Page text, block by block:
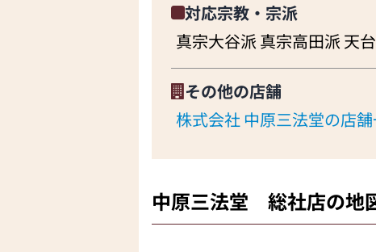
対応宗教・宗派
真宗大谷派 真宗高田派 天
その他の店舗
株式会社 中原三法堂の店舗
中原三法堂 総社店の地